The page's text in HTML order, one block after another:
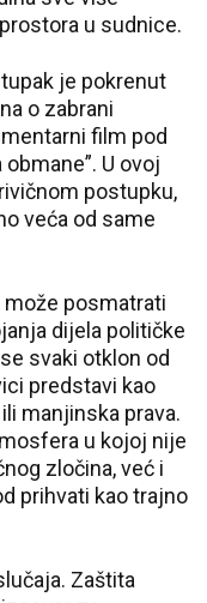
u sudnice.
je pokrenut
o zabrani
film pod
U ovoj
postupku,
veća od same
može posmatrati
dijela političke
svaki otklon od
predstavi kao
manjinska prava.
u kojoj nije
zločina, već i
prihvati kao trajno
Zaštita